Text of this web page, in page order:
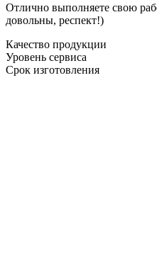
Отлично выполняете свою
довольны, респект!)
Качество продукции
Уровень сервиса
Срок изготовления